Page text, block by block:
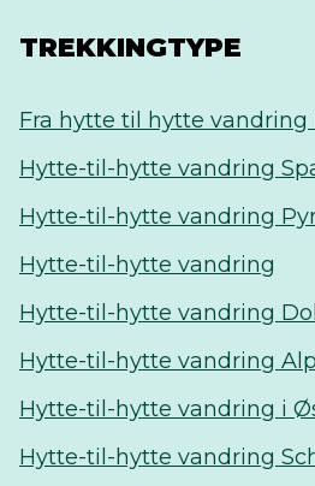
TREKKINGTYPE
Fra hytte til hytte vandring
Hytte-til-hytte vandring
Hytte-til-hytte vandring
Hytte-til-hytte vandring
Hytte-til-hytte vandring
Hytte-til-hytte vandring
Hytte-til-hytte vandring i
Hytte-til-hytte vandring